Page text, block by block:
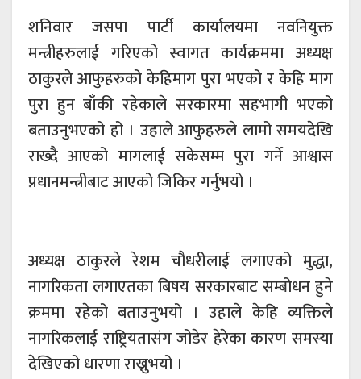
शनिवार जसपा पार्टी कार्यालयमा नवनियुक्त
मन्त्रीहरुलाई गरिएको स्वागत कार्यक्रममा अध्यक्ष
ठाकुरले आफुहरुको केहिमाग पुरा भएको र केहि माग
पुरा हुन बाँकी रहेकाले सरकारमा सहभागी भएको
बताउनुभएको हो । उहाले आफुहरुले लामो समयदेखि
राख्दै आएको मागलाई सकेसम्म पुरा गर्ने आश्वास
प्रधानमन्त्रीबाट आएको जिकिर गर्नुभयो ।
अध्यक्ष ठाकुरले रेशम चौधरीलाई लगाएको मुद्धा,
नागरिकता लगाएतका बिषय सरकारबाट सम्बोधन हुने
क्रममा रहेको बताउनुभयो । उहाले केहि व्यक्तिले
नागरिकलाई राष्ट्रियतासंग जोडेर हेरेका कारण समस्या
देखिएको धारणा राख्नुभयो ।